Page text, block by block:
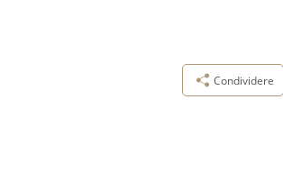
Condividere